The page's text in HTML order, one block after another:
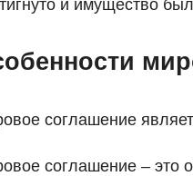
и имущество
соглашение
соглашение – это